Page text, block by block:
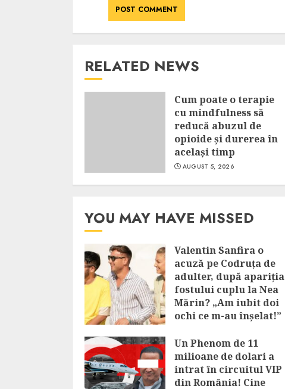
RELATED NEWS
Cum poate o terapie
cu mindfulness să
reducă abuzul de
opioide și durerea în
același timp
AUGUST 5, 2026
YOU MAY HAVE MISSED
Valentin Sanfira o
acuză pe Codruța de
adulter, după apariția
fostului cuplu la Nea
Mărin? „Am iubit doi
ochi ce m-au înșelat!”
Un Phenom de 11
milioane de dolari a
intrat în circuitul VIP
din România! Cine